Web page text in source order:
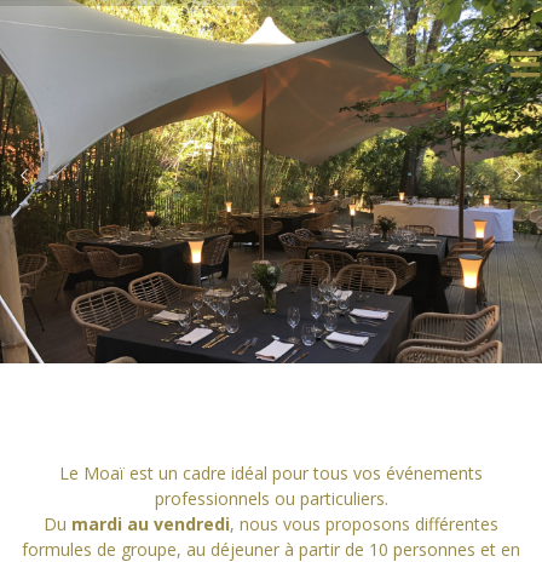
Le Moaï est un cadre idéal pour tous vos événements
professionnels ou particuliers.
Du mardi au vendredi, nous vous proposons différentes
formules de groupe, au déjeuner à partir de 10 personnes et en